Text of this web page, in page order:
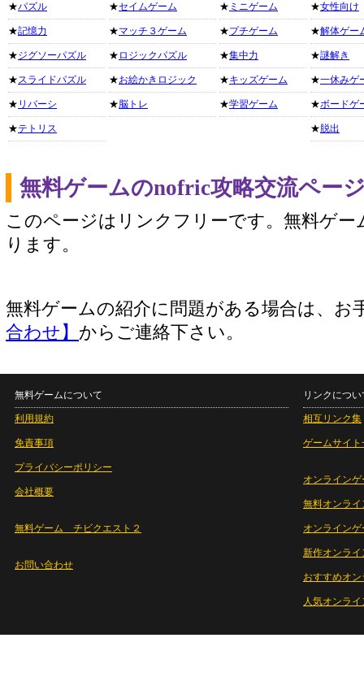
★パズル
★記憶力
★ジグソーパズル
★スライドパズル
★ リバーシ
★テトリス
★セイムゲーム
★マッチ３ゲーム
★ ロジックパズル
★お絵かきロジック
★脳トレ
★ ミニゲーム
★プチゲーム
★集中力
★キッズゲーム
★学習ゲーム
★女性向け
★解体ゲー
★謎解き
★一休みゲ
★ボードゲ
★ 脱出
無料ゲームのnofric攻略交流ペー
このページはリンクフリーです。無料ゲー
ります。
無料ゲームの紹介に問題がある場合は、お
合わせ】 からご連絡下さい。
無料ゲームについて
利用規約
免責事項
プライバシーポリシー
会社概要
無料ゲーム チビクエスト２
お問い合わせ
リンクについ
相互リンク集
ゲームサイト
オンラインゲ
無料オンライ
オンライン
新作オンライ
おすすめオ
人気オンラ